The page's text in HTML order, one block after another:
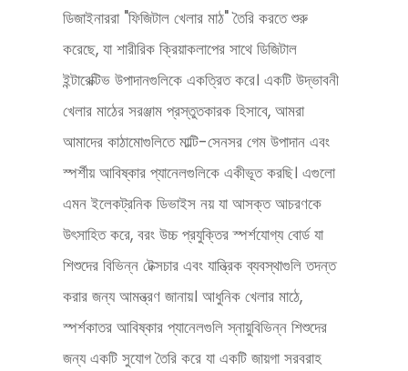
ডিজাইনাররা "ফিজিটাল খেলার মাঠ" তৈরি করতে শুরু
করেছে, যা শারীরিক ক্রিয়াকলাপের সাথে ডিজিটাল
ইন্টারেক্টিভ উপাদানগুলিকে একত্রিত করে। একটি উদ্ভাবনী
খেলার মাঠের সরঞ্জাম প্রস্তুতকারক হিসাবে, আমরা
আমাদের কাঠামোগুলিতে মাল্টি-সেনসর গেম উপাদান এবং
স্পর্শীয় আবিষ্কার প্যানেলগুলিকে একীভূত করছি। এগুলো
এমন ইলেকট্রনিক ডিভাইস নয় যা আসক্ত আচরণকে
উৎসাহিত করে, বরং উচ্চ প্রযুক্তির স্পর্শযোগ্য বোর্ড যা
শিশুদের বিভিন্ন টেক্সচার এবং যান্ত্রিক ব্যবস্থাগুলি তদন্ত
করার জন্য আমন্ত্রণ জানায়। আধুনিক খেলার মাঠে,
স্পর্শকাতর আবিষ্কার প্যানেলগুলি স্নায়ুবিভিন্ন শিশুদের
জন্য একটি সুযোগ তৈরি করে যা একটি জায়গা সরবরাহ